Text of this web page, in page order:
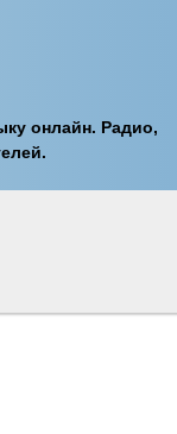
онлайн. Радио,